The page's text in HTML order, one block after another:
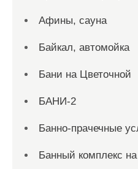
Афины, сауна
Байкал, автомойка
Бани на Цветочной
БАНИ-2
Банно-прачечные
Банный комплекс